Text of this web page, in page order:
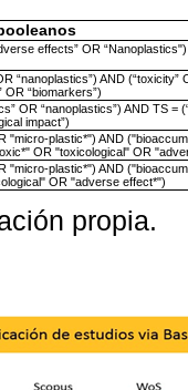
effects” OR
“nanoplastics”) AND (“toxicity”
OR “biomarkers”)
OR “nanoplastics”) AND TS =
impact”)
"micro-plastic*") AND
OR "toxicological" OR
"micro-plastic*") AND
OR "adverse effect*")
propia.